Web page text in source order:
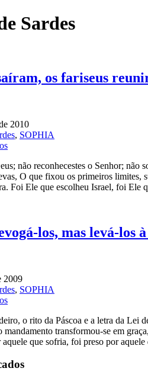
Sardes
os fariseus
2010
, SOPHIA
não reconhecestes o Senhor;
O que fixou os primeiros
Foi Ele que escolheu Israel, foi Ele
los, mas levá-los
2009
, SOPHIA
o rito da Páscoa e a letra da Lei
transformou-se em
que sofria, foi preso por